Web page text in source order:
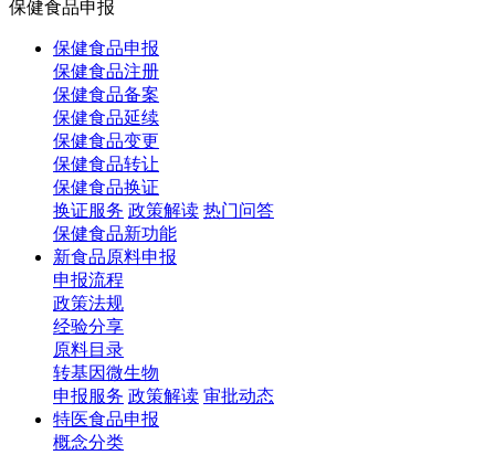
保健食品申报
保健食品申报
保健食品注册
保健食品备案
保健食品延续
保健食品变更
保健食品转让
保健食品换证
换证服务 政策解读 热门问答
保健食品新功能
新食品原料申报
申报流程
政策法规
经验分享
原料目录
转基因微生物
申报服务 政策解读 审批动态
特医食品申报
概念分类